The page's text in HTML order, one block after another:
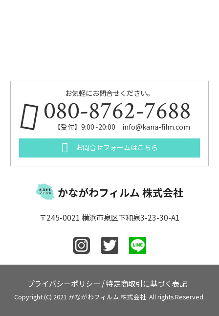
お気軽にお問合せください。
080-8762-7688
【受付】9:00~20:00 info@kana-film.com
お問合せフォームはこちら
かながわフィルム 株式会社
〒245-0021 横浜市泉区下和泉3-23-30-A1
プライバシーポリシー /特定商取引に基づく表記
Copyright (C) 2021 かながわフィルム 株式会社. All rights Reserved.